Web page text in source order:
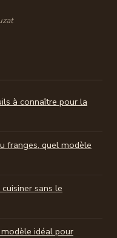
à connaître pour la
franges, quel modèle
sans le
idéal pour